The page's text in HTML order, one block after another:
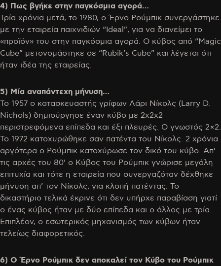
4) Πως βγήκε στην παγκόσμια αγορά…
Τρία χρόνια μετά, το 1980, ο Έρνο Ρούμπικ συνεργάστηκε
με την εταιρεία παιχνιδιών “Ideal”, για να διανείμει το
«προϊόν» του στην παγκόσμια αγορά. Ο κύβος από “Magic
Cube” μετονομάστηκε σε “Rubik’s Cube” και λέγεται ότι
ήταν ιδέα της εταιρείας.
5) Μία αναπάντεχη μήνυση…
Το 1957 ο κατασκευαστής γρίφων Λάρι Νίκολς (Larry D.
Nichols) δημιούργησε έναν κύβο με 2x2x2
περιστρεφόμενα επίπεδα και έξι πλευρές. Ο γνωστός 2×2.
Το 1972 κατοχυρώθηκε σαν πατέντα του Νίκολς. 2 χρόνια
αργότερα ο Ρούμπικ κατοχύρωσε τον δικό του κύβο. Απ’
τις αρχές του 80’ ο Κύβος του Ρούμπικ γνώρισε μεγάλη
επιτυχία και τότε η εταιρεία που συνεργαζόταν δέχθηκε
μήνυση απ’ τον Νίκολς, για κλοπή πατέντας. Το
δικαστήριο τελικά έκρινε ότι δεν υπήρχε παραβίαση γιατί
ο ένας κύβος ήταν με δύο επίπεδα και ο άλλος με τρία.
Επιπλέον, ο εσωτερικός μηχανισμός των κύβων ήταν
τελείως διαφορετικός.
6) Ο Έρνο Ρούμπικ δεν αποκαλεί τον Κύβο του Ρούμπικ